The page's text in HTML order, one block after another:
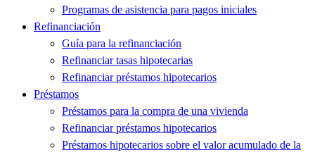
Programas de asistencia para pagos iniciales
Refinanciación
Guía para la refinanciación
Refinanciar tasas hipotecarias
Refinanciar préstamos hipotecarios
Préstamos
Préstamos para la compra de una vivienda
Refinanciar préstamos hipotecarios
Préstamos hipotecarios sobre el valor acumulado de la